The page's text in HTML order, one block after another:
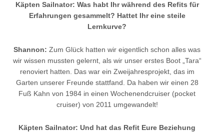
Käpten Sailnator: Was habt Ihr während des Refits für
Erfahrungen gesammelt? Hattet Ihr eine steile
Lernkurve?
Shannon: Zum Glück hatten wir eigentlich schon alles was
wir wissen mussten gelernt, als wir unser erstes Boot „Tara“
renoviert hatten. Das war ein Zweijahresprojekt, das im
Garten unserer Freunde stattfand. Da haben wir einen 28
Fuß Kahn von 1984 in einen Wochenendcruiser (pocket
cruiser) von 2011 umgewandelt!
Käpten Sailnator: Und hat das Refit Eure Beziehung